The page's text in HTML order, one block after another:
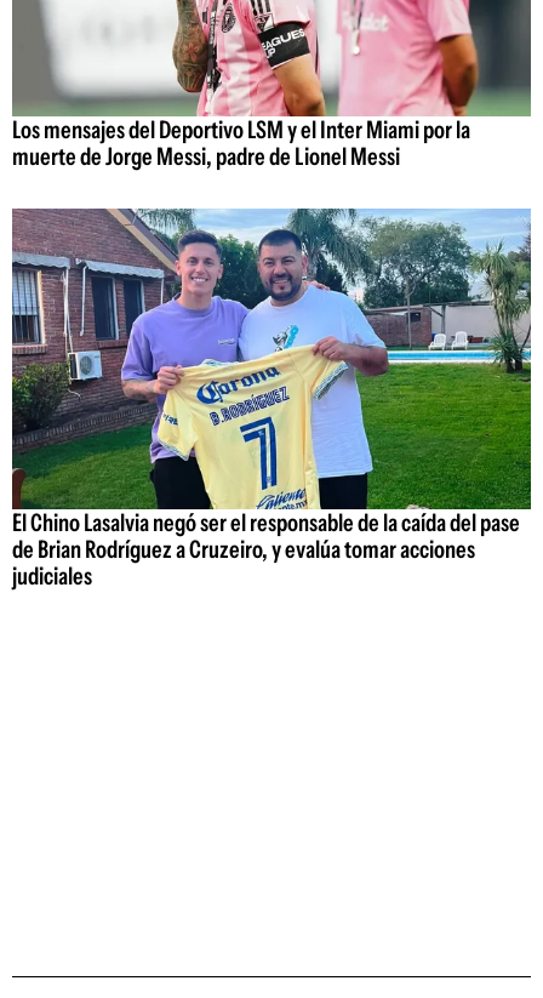
Los mensajes del Deportivo LSM y el Inter Miami por la
muerte de Jorge Messi, padre de Lionel Messi
El Chino Lasalvia negó ser el responsable de la caída del pase
de Brian Rodríguez a Cruzeiro, y evalúa tomar acciones
judiciales